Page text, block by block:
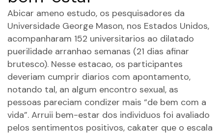
Abicar ameno estudo, os pesquisadores da
Universidade George Mason, nos Estados Unidos,
acompanharam 152 universitarios ao dilatado
puerilidade arranhao semanas (21 dias afinar
brutesco). Nesse estacao, os participantes
deveriam cumprir diarios com apontamento,
notando tal, an algum encontro sexual, as
pessoas pareciam condizer mais “de bem com a
vida”. Arruii bem-estar dos individuos foi avaliado
pelos sentimentos positivos, cakater que o escala